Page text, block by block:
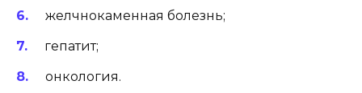
желчнокаменная болезнь;
гепатит;
онкология.